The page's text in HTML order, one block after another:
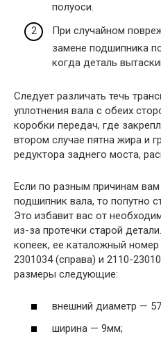
полуоси.
При случайном
замене подшипника
когда деталь
Следует различать течь
уплотнения вала с обеих
коробки передач, где
втором случае пятна жира и
редуктора заднего моста,
Если по разным причинам
подшипник вала, то попутно
Это избавит вас от
из-за протечки старой
копеек, ее каталожный
2301034 (справа) и 2110-
размеры следующие:
внешний диаметр —
ширина — 9мм;